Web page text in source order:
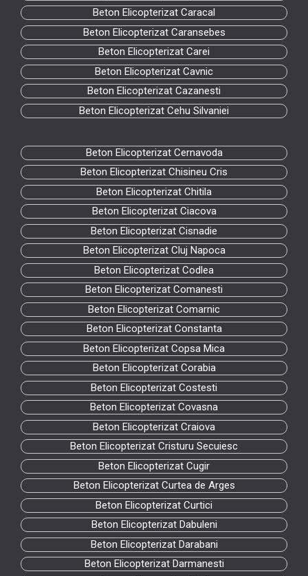
Beton Elicopterizat Caracal
Beton Elicopterizat Caransebes
Beton Elicopterizat Carei
Beton Elicopterizat Cavnic
Beton Elicopterizat Cazanesti
Beton Elicopterizat Cehu Silvaniei
Beton Elicopterizat Cernavoda
Beton Elicopterizat Chisineu Cris
Beton Elicopterizat Chitila
Beton Elicopterizat Ciacova
Beton Elicopterizat Cisnadie
Beton Elicopterizat Cluj Napoca
Beton Elicopterizat Codlea
Beton Elicopterizat Comanesti
Beton Elicopterizat Comarnic
Beton Elicopterizat Constanta
Beton Elicopterizat Copsa Mica
Beton Elicopterizat Corabia
Beton Elicopterizat Costesti
Beton Elicopterizat Covasna
Beton Elicopterizat Craiova
Beton Elicopterizat Cristuru Secuiesc
Beton Elicopterizat Cugir
Beton Elicopterizat Curtea de Arges
Beton Elicopterizat Curtici
Beton Elicopterizat Dabuleni
Beton Elicopterizat Darabani
Beton Elicopterizat Darmanesti